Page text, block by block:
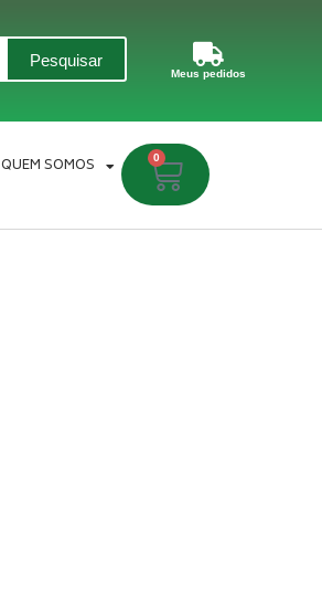
Pesquisar
Meus pedidos
QUEM SOMOS 0
Carrinho